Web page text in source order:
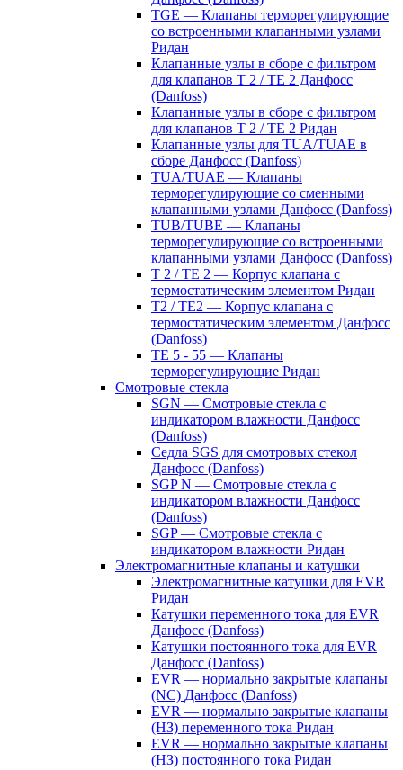
TGE — Клапаны терморегулирующие
со встроенными клапанными узлами
Ридан
Клапанные узлы в сборе с фильтром
для клапанов T 2 / TE 2 Данфосс
(Danfoss)
Клапанные узлы в сборе с фильтром
для клапанов T 2 / TE 2 Ридан
Клапанные узлы для TUA/TUAE в
сборе Данфосс (Danfoss)
TUA/TUAE — Клапаны
терморегулирующие со сменными
клапанными узлами Данфосс (Danfoss)
TUB/TUBE — Клапаны
терморегулирующие со встроенными
клапанными узлами Данфосс (Danfoss)
T 2 / TE 2 — Корпус клапана с
термостатическим элементом Ридан
T2 / TE2 — Корпус клапана с
термостатическим элементом Данфосс
(Danfoss)
TE 5 - 55 — Клапаны
терморегулирующие Ридан
Смотровые стекла
SGN — Смотровые стекла с
индикатором влажности Данфосс
(Danfoss)
Седла SGS для смотровых стекол
Данфосс (Danfoss)
SGP N — Смотровые стекла с
индикатором влажности Данфосс
(Danfoss)
SGP — Смотровые стекла с
индикатором влажности Ридан
Электромагнитные клапаны и катушки
Электромагнитные катушки для EVR
Ридан
Катушки переменного тока для EVR
Данфосс (Danfoss)
Катушки постоянного тока для EVR
Данфосс (Danfoss)
EVR — нормально закрытые клапаны
(NC) Данфосс (Danfoss)
EVR — нормально закрытые клапаны
(НЗ) переменного тока Ридан
EVR — нормально закрытые клапаны
(НЗ) постоянного тока Ридан